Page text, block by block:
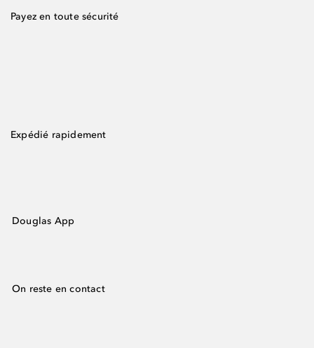
Payez en toute sécurité
Expédié rapidement
Douglas App
On reste en contact